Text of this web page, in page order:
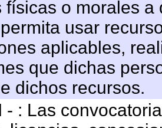
físicas o morales
usar
aplicables,
que dichas
dichos recursos.
- : Las